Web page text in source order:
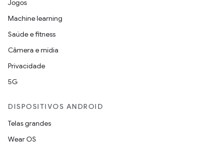
Jogos
Machine learning
Saúde e fitness
Câmera e mídia
Privacidade
5G
DISPOSITIVOS ANDROID
Telas grandes
Wear OS